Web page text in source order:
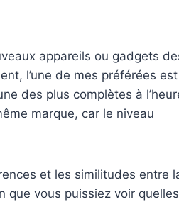
appareils ou gadgets
l’une de mes préférées
des plus complètes à
marque, car le niveau
et les similitudes entre
que vous puissiez voir